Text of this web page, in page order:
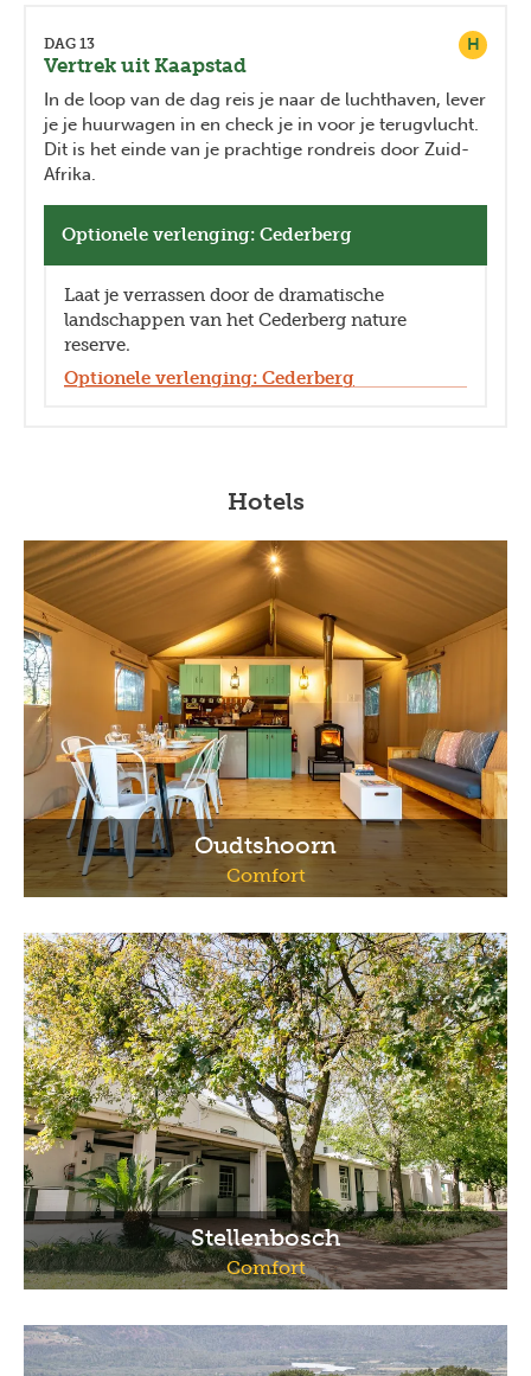
H
DAG 13
Vertrek uit Kaapstad
In de loop van de dag reis je naar de luchthaven, lever
je je huurwagen in en check je in voor je terugvlucht.
Dit is het einde van je prachtige rondreis door Zuid-
Afrika.
Optionele verlenging: Cederberg
Laat je verrassen door de dramatische
landschappen van het Cederberg nature
reserve.
Optionele verlenging: Cederberg
Hotels
Oudtshoorn
Comfort
Stellenbosch
Comfort